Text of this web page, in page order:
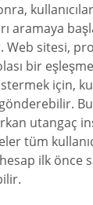
aramaya
Web sitesi,
bir
için,
utangaç
tüm
ilk önce